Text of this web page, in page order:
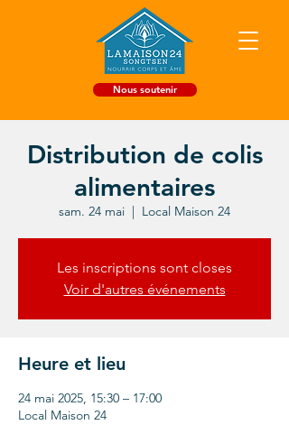
Nous soutenir
Distribution de colis
alimentaires
sam. 24 mai
  |
Local Maison 24
Les inscriptions sont closes
Voir d'autres événements
Heure et lieu
24 mai 2025, 15:30 – 17:00
Local Maison 24